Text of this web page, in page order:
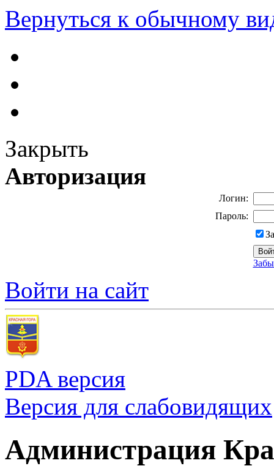
Вернуться к обычному
Закрыть
Авторизация
Логин:
Пароль:
Войти на сайт
PDA версия
Версия для слабовидящих
Администрация